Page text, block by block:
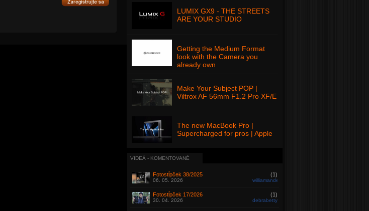
LUMIX GX9 - THE STREETS
ARE YOUR STUDIO
Getting the Medium Format
look with the Camera you
already own
Make Your Subject POP |
Viltrox AF 56mm F1.2 Pro XF/E
The new MacBook Pro |
Supercharged for pros | Apple
VIDEÁ - KOMENTOVANÉ
Fotostĺpček 38/2025
06. 05. 2026
(1)
williamanderson
Fotostĺpček 17/2026
30. 04. 2026
(1)
debrabetty